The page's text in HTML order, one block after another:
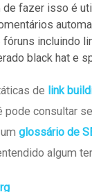
de fazer isso é
incluindo
black hat e
de link
pode consultar
glossário de
algum